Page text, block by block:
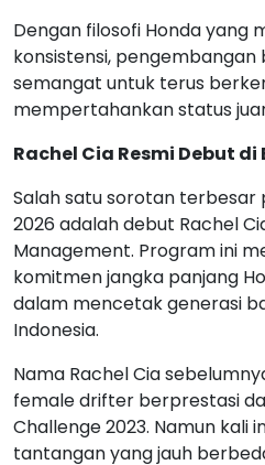
Dengan filosofi Honda yang
konsistensi, pengembangan
semangat untuk terus
mempertahankan status
Rachel Cia Resmi Debut
Salah satu sorotan terbesar
2026 adalah debut Rachel
Management. Program ini
komitmen jangka panjang
dalam mencetak generasi
Indonesia.
Nama Rachel Cia
female drifter berprestasi
Challenge 2023. Namun kali
tantangan yang jauh